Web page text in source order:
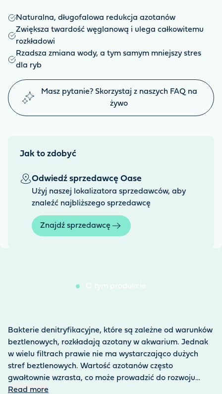
Naturalna, długofalowa redukcja azotanów
Zwiększa twardość węglanową i ulega całkowitemu
rozkładowi
Rzadsza zmiana wody, a tym samym mniejszy stres
dla ryb
Masz pytanie? Skorzystaj z naszych FAQ na
żywo
Jak to zdobyć
Odwiedź sprzedawcę Oase
Użyj naszej lokalizatora sprzedawców, aby
znaleźć najbliższego sprzedawcę
Znajdź sprzedawcę
O tym produkcie
Bakterie denitryfikacyjne, które są zależne od warunków
beztlenowych, rozkładają azotany w akwarium. Jednak
w wielu filtrach prawie nie ma wystarczająco dużych
stref beztlenowych. Wartość azotanów często
gwałtownie wzrasta, co może prowadzić do rozwoju
glonów i negatywnie wpływać na mieszkańców
Read more